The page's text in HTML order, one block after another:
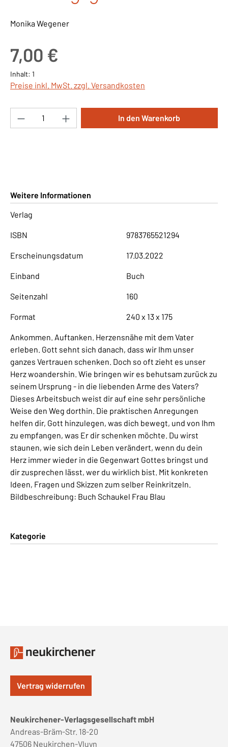
Monika Wegener
7,00 €
Inhalt: 1
Preise inkl. MwSt. zzgl. Versandkosten
Produkt Anzahl: Gib den gewünschten
In den Warenkorb
Weitere Informationen
Verlag
ISBN 9783765521294
Erscheinungsdatum 17.03.2022
Einband Buch
Seitenzahl 160
Format 240 x 13 x 175
Ankommen. Auftanken. Herzensnähe mit dem Vater
erleben. Gott sehnt sich danach, dass wir Ihm unser
ganzes Vertrauen schenken. Doch so oft zieht es unser
Herz woandershin. Wie bringen wir es behutsam zurück zu
seinem Ursprung - in die liebenden Arme des Vaters?
Dieses Arbeitsbuch weist dir auf eine sehr persönliche
Weise den Weg dorthin. Die praktischen Anregungen
helfen dir, Gott hinzulegen, was dich bewegt, und von Ihm
zu empfangen, was Er dir schenken möchte. Du wirst
staunen, wie sich dein Leben verändert, wenn du dein
Herz immer wieder in die Gegenwart Gottes bringst und
dir zusprechen lässt, wer du wirklich bist. Mit konkreten
Ideen, Fragen und Skizzen zum selber Reinkritzeln.
Bildbeschreibung: Buch Schaukel Frau Blau
Kategorie
Vertrag widerrufen
Neukirchener-Verlagsgesellschaft mbH
Andreas-Bräm-Str. 18-20
47506 Neukirchen-Vluyn